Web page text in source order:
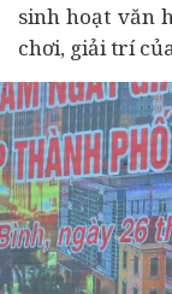
sinh hoạt văn
chơi, giải trí